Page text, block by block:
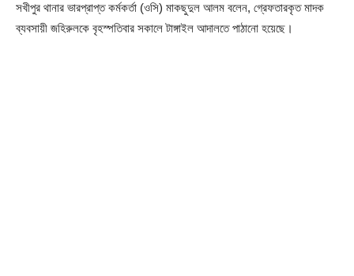
সখীপুর থানার ভারপ্রাপ্ত কর্মকর্তা (ওসি) মাকছুদুল আলম বলেন, গ্রেফতারকৃত মাদক
ব্যবসায়ী জহিরুলকে বৃহস্পতিবার সকালে টাঙ্গাইল আদালতে পাঠানো হয়েছে।